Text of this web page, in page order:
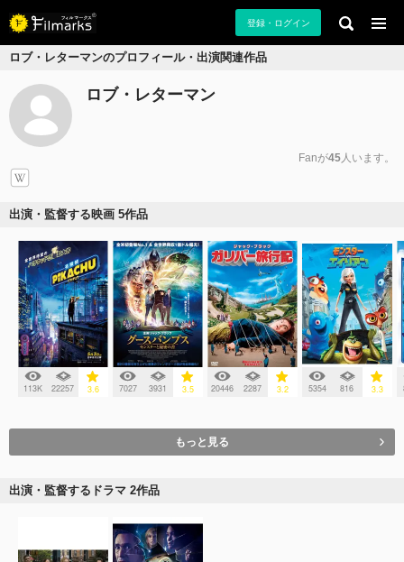
登録・ログイン
ロブ・レターマンのプロフィール・出演関連作品
ロブ・レターマン
Fanが45人います。
出演・監督する映画 5作品
113K 22257 3.6 7027 3931 3.5 20446 2287 3.2 5354 816 3.3
もっと見る
出演・監督するドラマ 2作品